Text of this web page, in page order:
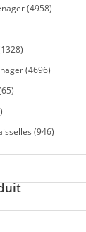
(4958)
(4696)
(946)